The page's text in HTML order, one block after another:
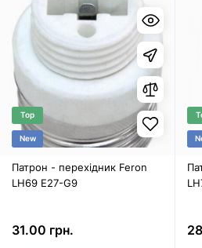
Top
New
Патрон - перехідник Feron
LH69 E27-G9
31.00 грн.